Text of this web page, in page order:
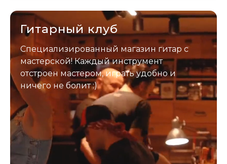
Гитарный клуб
Специализированный магазин гитар с
мастерской! Каждый инструмент
отстроен мастером, играть удобно и
ничего не болит :)